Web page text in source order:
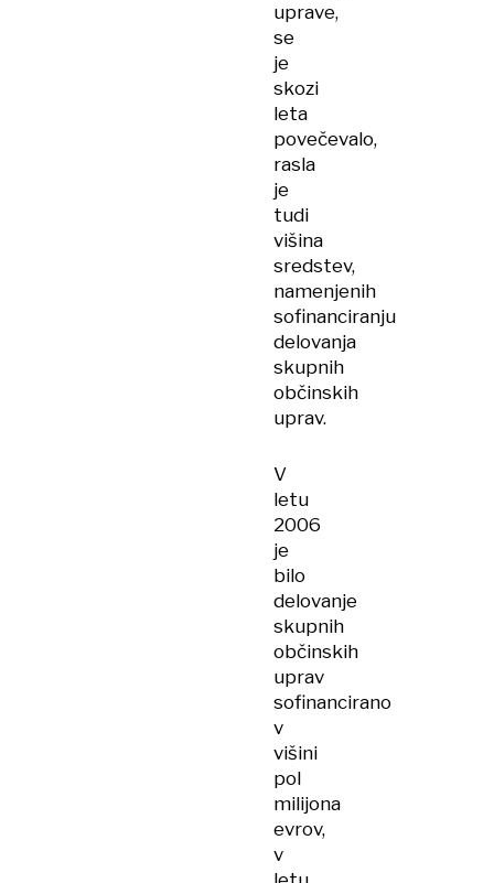
uprave,
se
je
skozi
leta
povečevalo,
rasla
je
tudi
višina
sredstev,
namenjenih
sofinanciranju
delovanja
skupnih
občinskih
uprav.
V
letu
2006
je
bilo
delovanje
skupnih
občinskih
uprav
sofinancirano
v
višini
pol
milijona
evrov,
v